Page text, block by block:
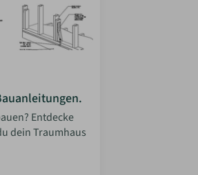
Entdecke
dein Traumhaus